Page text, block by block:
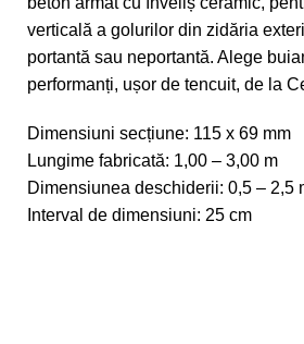
verticală a golurilor din zidăria
portantă sau neportantă. Alege
performanți, ușor de tencuit, de la
Dimensiuni secțiune: 115 x 69 mm
Lungime fabricată: 1,00 – 3,00 m
Dimensiunea deschiderii: 0,5 – 2,5
Interval de dimensiuni: 25 cm